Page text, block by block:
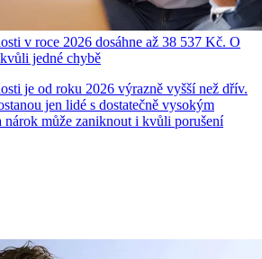
v roce 2026 dosáhne až 38 537 Kč. O
jedné chybě
je od roku 2026 výrazně vyšší než dřív.
jen lidé s dostatečně vysokým
nárok může zaniknout i kvůli porušení